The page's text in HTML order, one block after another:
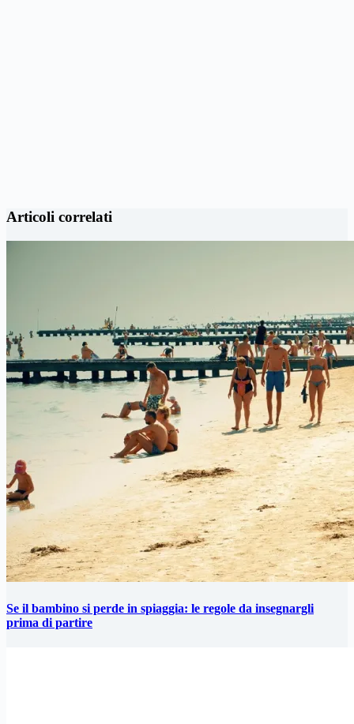
Articoli correlati
Se il bambino si perde in spiaggia: le regole da insegnargli
prima di partire